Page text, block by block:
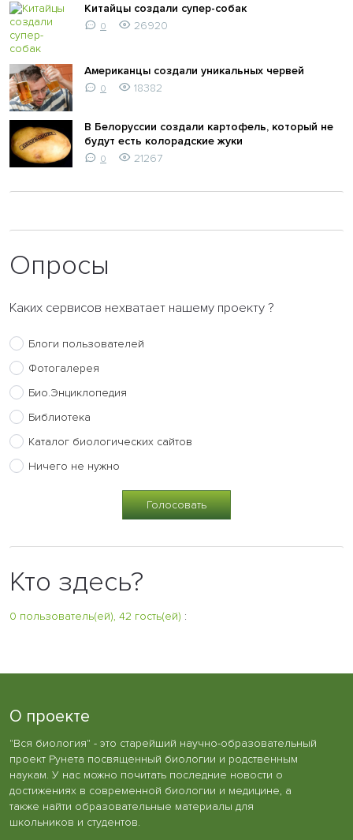
Китайцы создали супер-собак
0 26920
Американцы создали уникальных червей
0 18382
В Белоруссии создали картофель, который не
будут есть колорадские жуки
0 21267
Опросы
Каких сервисов нехватает нашему проекту ?
Блоги пользователей
Фотогалерея
Био.Энциклопедия
Библиотека
Каталог биологических сайтов
Ничего не нужно
Кто здесь?
0 пользователь(ей), 42 гость(ей) :
О проекте
"Вся биология" - это старейший научно-образовательный
проект Рунета посвященный биологии и родственным
наукам. У нас можно почитать последние новости о
достижениях в современной биологии и медицине, а
также найти образовательные материалы для
школьников и студентов.